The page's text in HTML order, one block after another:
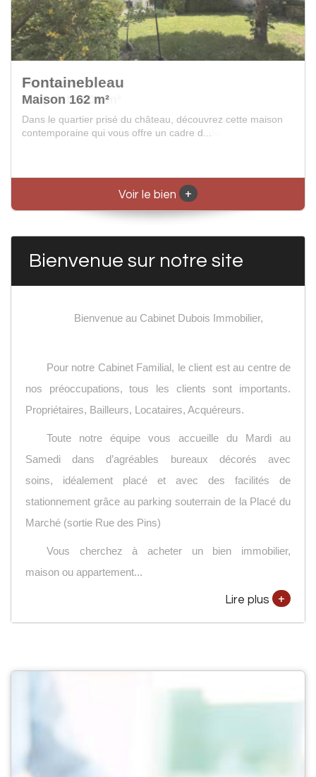
Recloses
Propriete 400 m²
Au cœur d’un village paisible à seulement 5 minutes de
Fontainebleau, découvrez cette demeure de...
Voir le bien +
Bienvenue sur notre site
Bienvenue au Cabinet Dubois Immobilier,
Pour notre Cabinet Familial, le client est au centre de
nos préoccupations, tous les clients sont importants.
Propriétaires, Bailleurs, Locataires, Acquéreurs.
Toute notre équipe vous accueille du Mardi au
Samedi dans d’agréables bureaux décorés avec
soins, idéalement placé et avec des facilités de
stationnement grâce au parking souterrain de la Placé du
Marché (sortie Rue des Pins)
Vous cherchez à acheter un bien immobilier,
maison ou appartement...
Lire plus +